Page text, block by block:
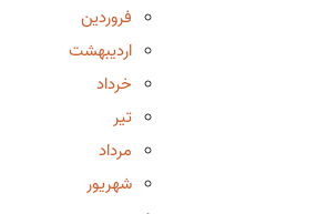
فروردین
اردیبهشت
خرداد
تیر
مرداد
شهریور